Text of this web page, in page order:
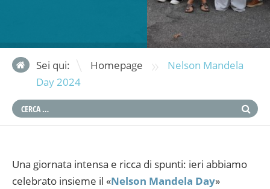
Sei qui: Homepage »
Nelson Mandela
Day 2024
Una giornata intensa e ricca di spunti: ieri abbiamo
celebrato insieme il «Nelson Mandela Day»